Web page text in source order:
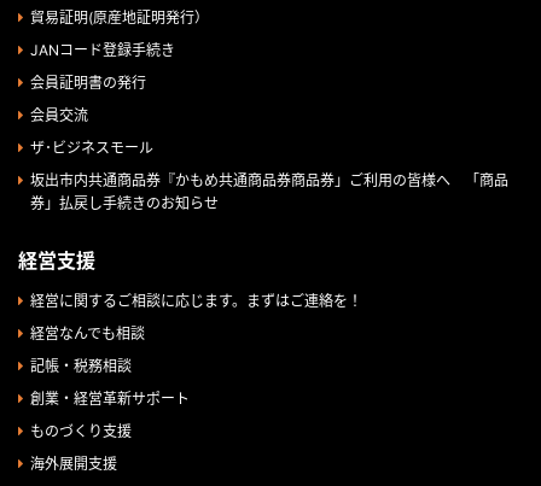
貿易証明(原産地証明発行）
JANコード登録手続き
会員証明書の発行
会員交流
ザ･ビジネスモール
坂出市内共通商品券『かもめ共通商品券商品券」ご利用の皆様へ 「商品
券」払戻し手続きのお知らせ
経営支援
経営に関するご相談に応じます。まずはご連絡を！
経営なんでも相談
記帳・税務相談
創業・経営革新サポート
ものづくり支援
海外展開支援